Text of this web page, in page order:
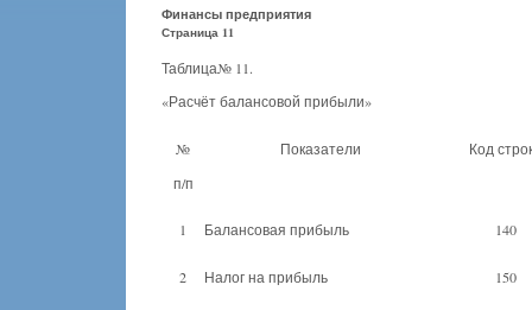
Финансы предприятия
Страница 11
Таблица№ 11.
«Расчёт балансовой прибыли»
№
п/п
Показатели Код
1 Балансовая прибыль 140
2 Налог на прибыль 150